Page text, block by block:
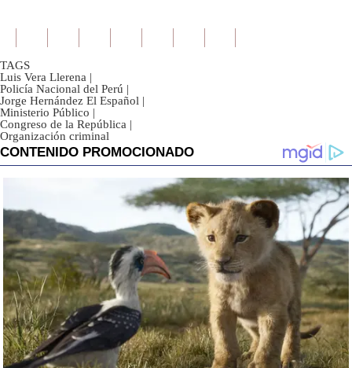
TAGS
Luis Vera Llerena |
Policía Nacional del Perú |
Jorge Hernández El Español |
Ministerio Público |
Congreso de la República |
Organización criminal